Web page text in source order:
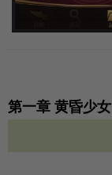
第一章 黄昏少女